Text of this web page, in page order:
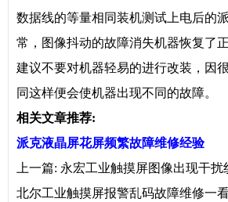
数据线的等量相同装机测试上电后的
常，图像抖动的故障消失机器恢复了
建议不要对机器轻易的进行改装，因
同这样便会使机器出现不同的故障。
相关文章推荐:
派克液晶屏花屏频繁故障维修经验
上一篇: 永宏工业触摸屏图像出现干扰
北尔工业触摸屏报警乱码故障维修一